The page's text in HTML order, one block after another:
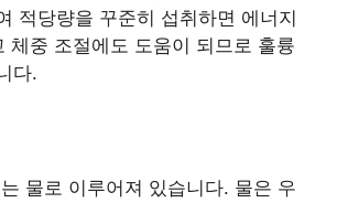
적당량을 꾸준히 섭취하면 에너지
체중 조절에도 도움이 되므로 훌륭
다.
물로 이루어져 있습니다. 물은 우